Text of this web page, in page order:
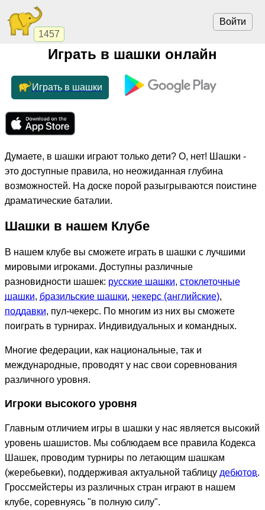
1457
Войти
Играть в шашки онлайн
Играть в шашки
Думаете, в шашки играют только дети? О, нет! Шашки -
это доступные правила, но неожиданная глубина
возможностей. На доске порой разыгрываются поистине
драматические баталии.
Шашки в нашем Клубе
В нашем клубе вы сможете играть в шашки с лучшими
мировыми игроками. Доступны различные
разновидности шашек: русские шашки, стоклеточные
шашки, бразильские шашки, чекерс (английские),
поддавки, пул-чекерс. По многим из них вы сможете
поиграть в турнирах. Индивидуальных и командных.
Многие федерации, как национальные, так и
международные, проводят у нас свои соревнования
различного уровня.
Игроки высокого уровня
Главным отличием игры в шашки у нас является высокий
уровень шашистов. Мы соблюдаем все правила Кодекса
Шашек, проводим турниры по летающим шашкам
(жеребьевки), поддерживая актуальной таблицу дебютов.
Гроссмейстеры из различных стран играют в нашем
клубе, соревнуясь "в полную силу".